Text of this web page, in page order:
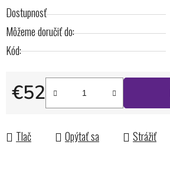
Dostupnosť
Môžeme doručiť do:
Kód:
€52
Jednotková cena:
Tlač Opýtať sa Strážiť